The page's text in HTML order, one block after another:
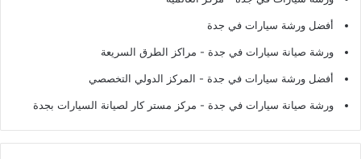
أفضل ورشة سيارات في جدة
ورشة صيانة سيارات في جدة - مراكز الطرق السريعة
أفضل ورشة سيارات في جدة - المركز الدولي التخصصي
ورشة صيانة سيارات في جدة - مركز مستر كار لصيانة السيارات بجدة